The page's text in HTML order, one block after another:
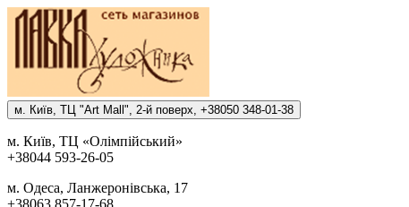
м. Киïв, ТЦ "Art Mall", 2-й поверх, +38050 348-01-38
м. Киïв, ТЦ «Олiмпiйський»
+38044 593-26-05
м. Одеса, Ланжеронiвська, 17
+38063 857-17-68